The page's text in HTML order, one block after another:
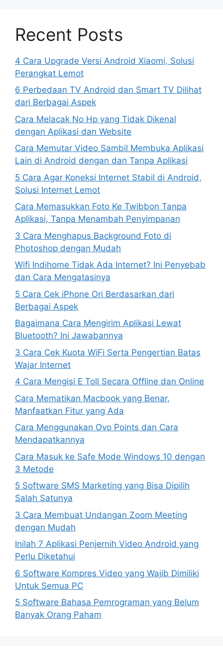
Recent Posts
4 Cara Upgrade Versi Android Xiaomi, Solusi
Perangkat Lemot
6 Perbedaan TV Android dan Smart TV Dilihat
dari Berbagai Aspek
Cara Melacak No Hp yang Tidak Dikenal
dengan Aplikasi dan Website
Cara Memutar Video Sambil Membuka Aplikasi
Lain di Android dengan dan Tanpa Aplikasi
5 Cara Agar Koneksi Internet Stabil di Android,
Solusi Internet Lemot
Cara Memasukkan Foto Ke Twibbon Tanpa
Aplikasi, Tanpa Menambah Penyimpanan
3 Cara Menghapus Background Foto di
Photoshop dengan Mudah
Wifi Indihome Tidak Ada Internet? Ini Penyebab
dan Cara Mengatasinya
5 Cara Cek iPhone Ori Berdasarkan dari
Berbagai Aspek
Bagaimana Cara Mengirim Aplikasi Lewat
Bluetooth? Ini Jawabannya
3 Cara Cek Kuota WiFi Serta Pengertian Batas
Wajar Internet
4 Cara Mengisi E Toll Secara Offline dan Online
Cara Mematikan Macbook yang Benar,
Manfaatkan Fitur yang Ada
Cara Menggunakan Ovo Points dan Cara
Mendapatkannya
Cara Masuk ke Safe Mode Windows 10 dengan
3 Metode
5 Software SMS Marketing yang Bisa Dipilih
Salah Satunya
3 Cara Membuat Undangan Zoom Meeting
dengan Mudah
Inilah 7 Aplikasi Penjernih Video Android yang
Perlu Diketahui
6 Software Kompres Video yang Wajib Dimiliki
Untuk Semua PC
5 Software Bahasa Pemrograman yang Belum
Banyak Orang Paham